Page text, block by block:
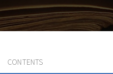
CONTENTS